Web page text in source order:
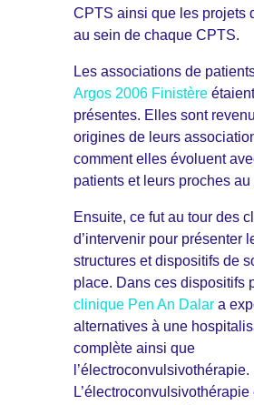
CPTS ainsi que les projets
au sein de chaque CPTS.
Les associations de
Argos 2006 Finistère
présentes. Elles sont
origines de leurs
comment elles évoluent
patients et leurs proches
Ensuite, ce fut au tour des
d’intervenir pour présenter
structures et dispositifs de
place. Dans ces dispositifs
clinique Pen An Dalara
alternatives à une
complète ainsi que
l’électroconvulsivothérapie.
L’électroconvulsivothérapie